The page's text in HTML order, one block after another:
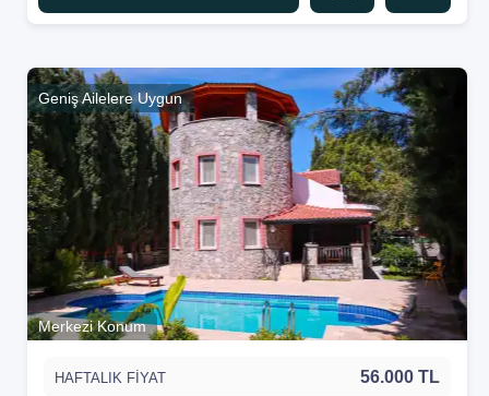
Geniş Ailelere Uygun
Merkezi Konum
HAFTALIK FİYAT 56.000 TL